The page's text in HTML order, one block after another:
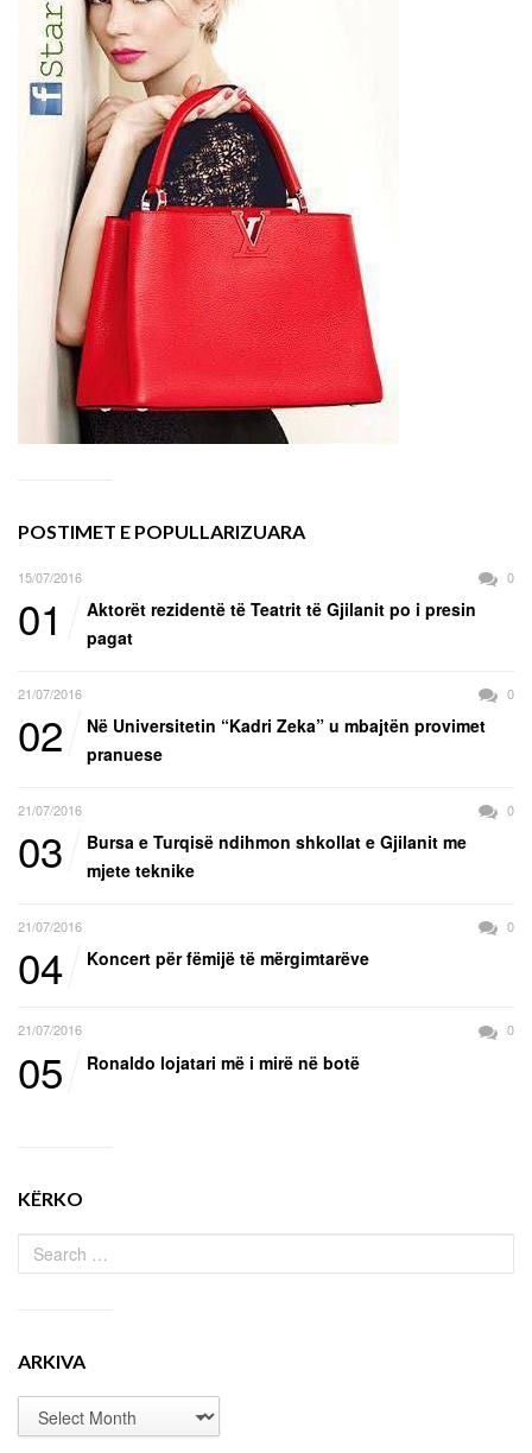
POSTIMET E POPULLARIZUARA
15/07/2016 0
01
Aktorët rezidentë të Teatrit të Gjilanit po i presin
pagat
21/07/2016 0
02
Në Universitetin “Kadri Zeka” u mbajtën provimet
pranuese
21/07/2016 0
03
Bursa e Turqisë ndihmon shkollat e Gjilanit me
mjete teknike
21/07/2016 0
04 Koncert për fëmijë të mërgimtarëve
21/07/2016 0
05 Ronaldo lojatari më i mirë në botë
KËRKO
ARKIVA